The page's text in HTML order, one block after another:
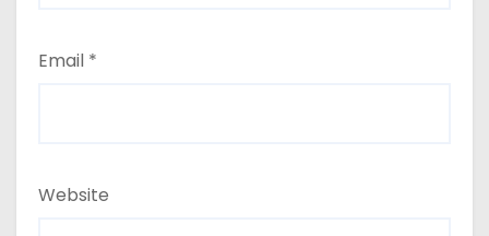
Email *
Website